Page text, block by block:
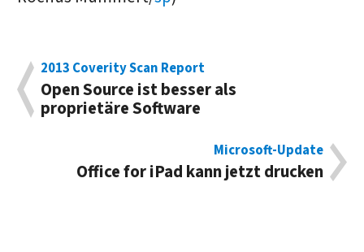
2013 Coverity Scan Report
Open Source ist besser als
proprietäre Software
Microsoft-Update
Office for iPad kann jetzt drucken